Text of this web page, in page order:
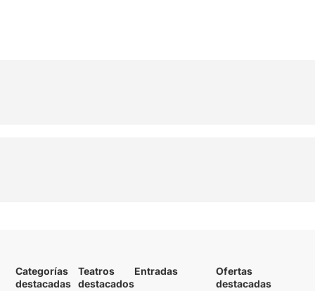
Categorías
destacadas
Teatros
destacados
Entradas
Ofertas
destacadas